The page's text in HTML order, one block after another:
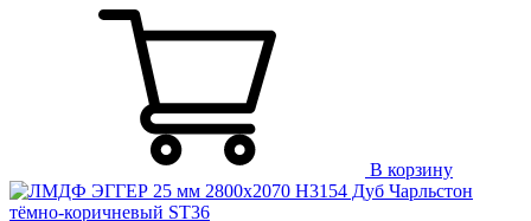
В корзину